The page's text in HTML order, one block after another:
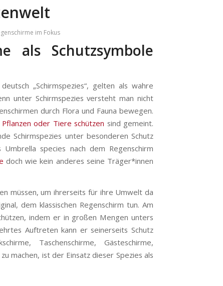
im Fokus
als Schutzsymbole
„Schirmspezies“, gelten als wahre
unter Schirmspezies versteht man nicht
durch Flora und Fauna bewegen.
oder Tiere schützen sind gemeint.
Schirmspezies unter besonderen Schutz
species nach dem Regenschirm
doch wie kein anderes seine Träger*innen
müssen, um ihrerseits für ihre Umwelt da
dem klassischen Regenschirm tun. Am
indem er in großen Mengen unters
Auftreten kann er seinerseits Schutz
Taschenschirme, Gästeschirme,
machen, ist der Einsatz dieser Spezies als